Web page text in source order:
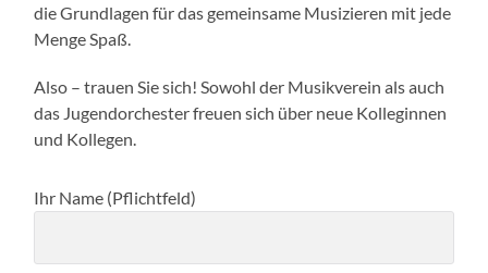
die Grundlagen für das gemeinsame Musizieren mit jede
Menge Spaß.
Also – trauen Sie sich! Sowohl der Musikverein als auch
das Jugendorchester freuen sich über neue Kolleginnen
und Kollegen.
Ihr Name (Pflichtfeld)